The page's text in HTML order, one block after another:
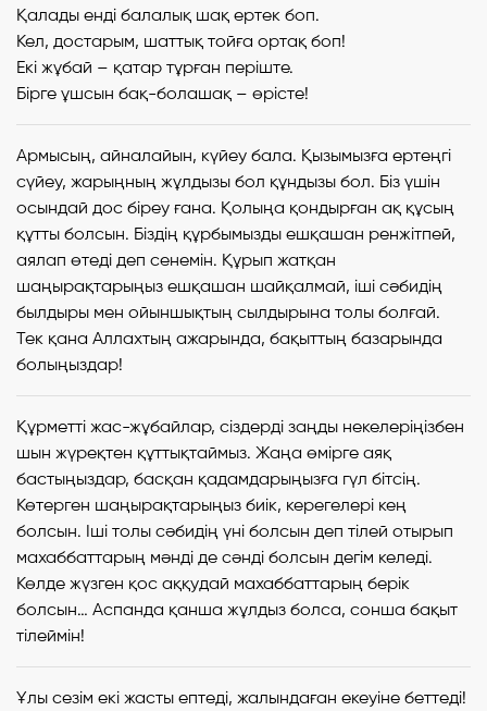
Қалады енді балалық шақ ертек боп.
Кел, достарым, шаттық тойға ортақ боп!
Екі жұбай – қатар тұрған періште.
Бірге ұшсын бақ-болашақ – өрісте!
Армысың, айналайын, күйеу бала. Қызымызға ертеңгі
сүйеу, жарыңның жұлдызы бол құндызы бол. Біз үшін
осындай дос біреу ғана. Қолыңа қондырған ақ құсың
құтты болсын. Біздің құрбымызды ешқашан ренжітпей,
аялап өтеді деп сенемін. Құрып жатқан
шаңырақтарыңыз ешқашан шайқалмай, іші сәбидің
былдыры мен ойыншықтың сылдырына толы болғай.
Тек қана Аллахтың ажарында, бақыттың базарында
болыңыздар!
Құрметті жас-жұбайлар, сіздерді заңды некелеріңізбен
шын жүреқтен құттықтаймыз. Жаңа өмірге аяқ
бастыңыздар, басқан қадамдарыңызға гүл бітсің.
Көтерген шаңырақтарыңыз биік, керегелері кең
болсын. Іші толы сәбидің үні болсын деп тілей отырып
махаббаттарың мәнді де сәнді болсын дегім келеді.
Көлде жүзген қос аққудай махаббаттарың берік
болсын… Аспанда қанша жұлдыз болса, сонша бақыт
тілеймін!
Ұлы сезім екі жасты ептеді, жалындаған екеуіне беттеді!